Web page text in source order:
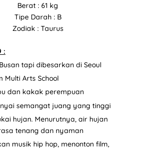
Berat : 61 kg
Tipe Darah : B
Zodiak : Taurus
:
tapi dibesarkan di Seoul
Multi Arts School
dan kakak perempuan
semangat juang yang tinggi
hujan. Menurutnya, air hujan
tenang dan nyaman
musik hip hop, menonton film,